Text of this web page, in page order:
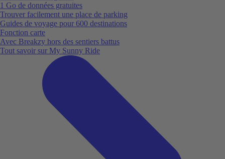
1 Go de données gratuites
Trouver facilement une place de parking
Guides de voyage pour 600 destinations
Fonction carte
Avec Breakzy hors des sentiers battus
Tout savoir sur My Sunny Ride